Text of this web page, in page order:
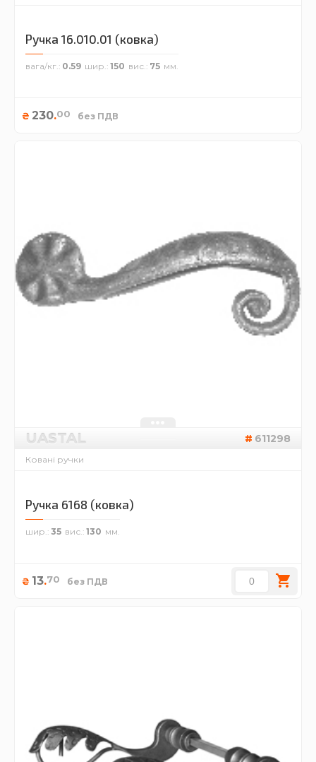
Ручка 16.010.01 (ковка)
вага/кг. 0.59 шир. 150 вис. 75
₴ 230.00 без ПДВ
UASTAL 611298
Ковані ручки
Ручка 6168 (ковка)
шир. 35 вис. 130
₴ 13.70 без ПДВ